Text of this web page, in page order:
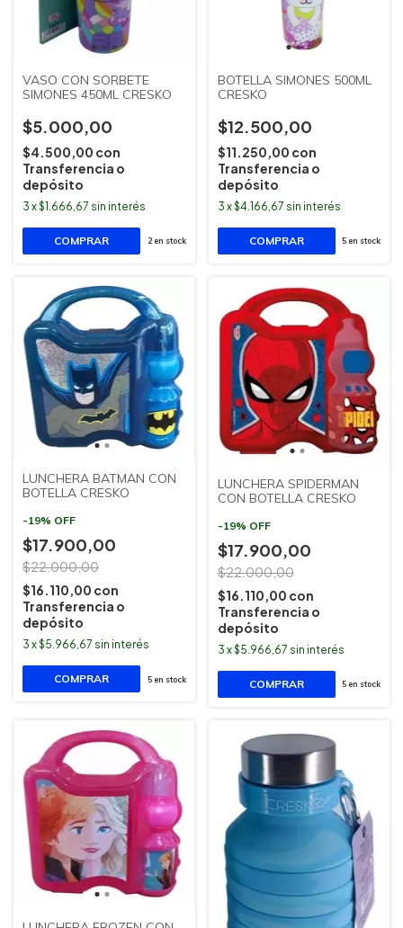
VASO CON SORBETE
SIMONES 450ML CRESKO
$5.000,00
$4.500,00 con
Transferencia o
depósito
3 x$1.666,67 sin interés
2en stock
BOTELLA SIMONES 500ML
CRESKO
$12.500,00
$11.250,00 con
Transferencia o
depósito
3 x$4.166,67 sin interés
5en stock
LUNCHERA BATMAN CON
BOTELLA CRESKO
-19% OFF
$17.900,00
$22.000,00
$16.110,00 con
Transferencia o
depósito
3 x$5.966,67 sin interés
5en stock
LUNCHERA SPIDERMAN
CON BOTELLA CRESKO
-19% OFF
$17.900,00
$22.000,00
$16.110,00 con
Transferencia o
depósito
3 x$5.966,67 sin interés
5en stock